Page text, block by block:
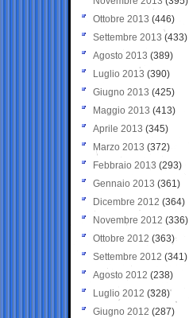
Ottobre 2013 (446)
Settembre 2013 (433)
Agosto 2013 (389)
Luglio 2013 (390)
Giugno 2013 (425)
Maggio 2013 (413)
Aprile 2013 (345)
Marzo 2013 (372)
Febbraio 2013 (293)
Gennaio 2013 (361)
Dicembre 2012 (364)
Novembre 2012 (336)
Ottobre 2012 (363)
Settembre 2012 (341)
Agosto 2012 (238)
Luglio 2012 (328)
Giugno 2012 (287)